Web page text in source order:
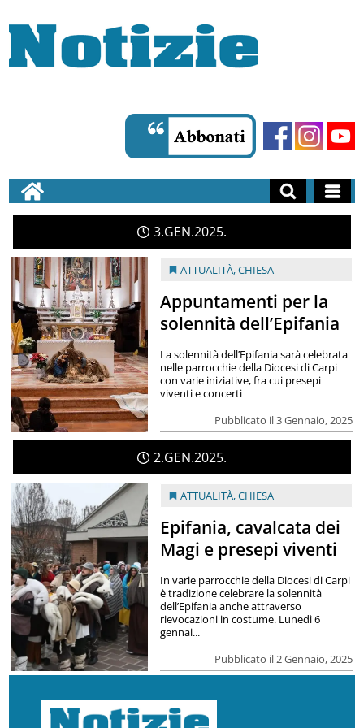
3 GEN 2025
ATTUALITÀ,CHIESA
Appuntamenti per la
solennità dell’Epifania
Pubblicato il 3 Gennaio, 2025
La solennità dell’Epifania sarà celebrata
nelle parrocchie della Diocesi di Carpi
con varie iniziative, fra cui presepi
viventi e concerti
2 GEN 2025
ATTUALITÀ,CHIESA
Epifania, cavalcata dei
Magi e presepi viventi
Pubblicato il 2 Gennaio, 2025
In varie parrocchie della Diocesi di Carpi
è tradizione celebrare la solennità
dell’Epifania anche attraverso
rievocazioni in costume. Lunedì 6
gennai...